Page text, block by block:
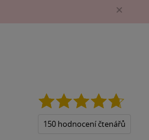
5
150 hodnocení čtenářů